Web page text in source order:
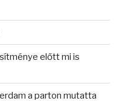
előtt mi is
a parton mutatta